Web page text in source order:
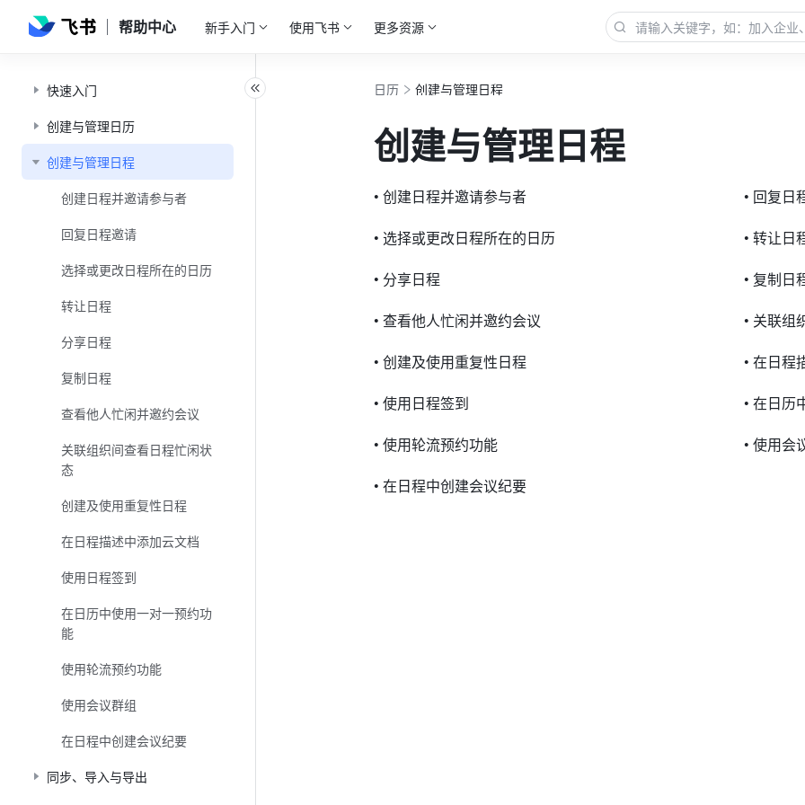
帮助中心 新手入门 使用飞书 更多资源
快速入门
创建与管理日历
创建与管理日程
创建日程并邀请参与者
回复日程邀请
选择或更改日程所在的日历
转让日程
分享日程
复制日程
查看他人忙闲并邀约会议
关联组织间查看日程忙闲状
态
创建及使用重复性日程
在日程描述中添加云文档
使用日程签到
在日历中使用一对一预约功
能
使用轮流预约功能
使用会议群组
在日程中创建会议纪要
同步、导入与导出
日历 创建与管理日程
创建与管理日程
• 创建日程并邀请参与者
• 回复日
• 选择或更改日程所在的日历
• 转让日
• 分享日程
• 复制日
• 查看他人忙闲并邀约会议
• 关联组
• 创建及使用重复性日程
• 在日程
• 使用日程签到
• 在日历
• 使用轮流预约功能
• 使用会
• 在日程中创建会议纪要